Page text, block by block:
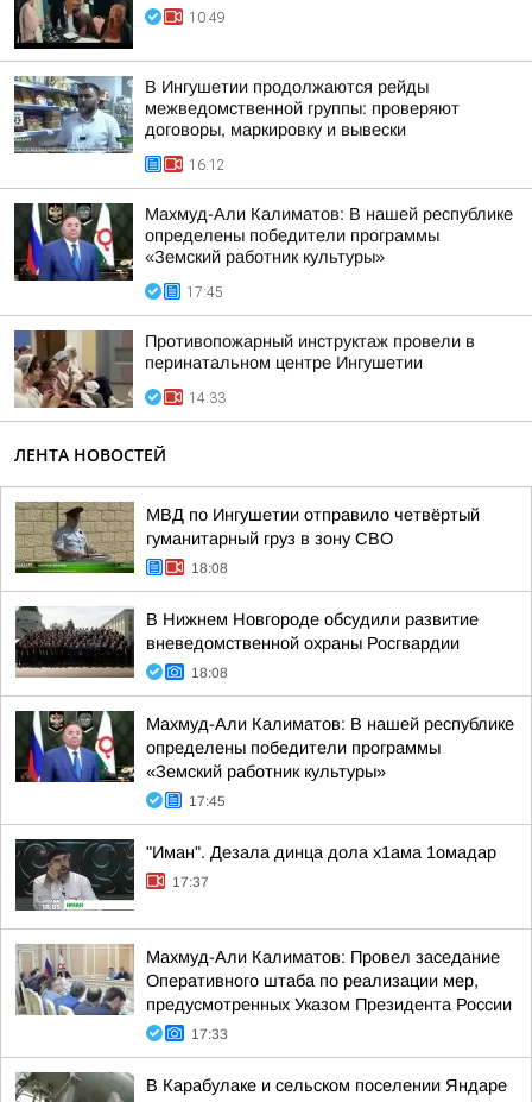
10:49
В Ингушетии продолжаются рейды
межведомственной группы: проверяют
договоры, маркировку и вывески
16:12
Махмуд-Али Калиматов: В нашей республике
определены победители программы
«Земский работник культуры»
17:45
Противопожарный инструктаж провели в
перинатальном центре Ингушетии
14:33
ЛЕНТА НОВОСТЕЙ
МВД по Ингушетии отправило четвёртый
гуманитарный груз в зону СВО
18:08
В Нижнем Новгороде обсудили развитие
вневедомственной охраны Росгвардии
18:08
Махмуд-Али Калиматов: В нашей республике
определены победители программы
«Земский работник культуры»
17:45
"Иман". Дезала динца дола х1ама 1омадар
17:37
Махмуд-Али Калиматов: Провел заседание
Оперативного штаба по реализации мер,
предусмотренных Указом Президента России
17:33
В Карабулаке и сельском поселении Яндаре